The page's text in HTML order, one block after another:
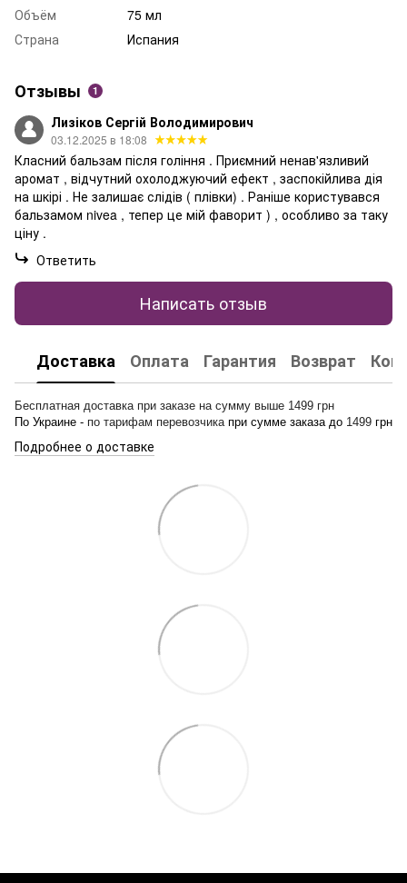
Объём
75 мл
Страна
Испания
Отзывы 1
Лизіков Сергій Володимирович
03.12.2025 в 18:08
Класний бальзам після гоління . Приємний ненав'язливий
аромат , відчутний охолоджуючий ефект , заспокійлива дія
на шкірі . Не залишає слідів ( плівки) . Раніше користувався
бальзамом nivea , тепер це мій фаворит ) , особливо за таку
ціну .
Ответить
Написать отзыв
Доставка Оплата Гарантия Возврат
Бесплатная доставка при заказе на сумму выше 1499 грн
По Украине - по тарифам перевозчика при сумме заказа до 1499 грн
Подробнее о доставке